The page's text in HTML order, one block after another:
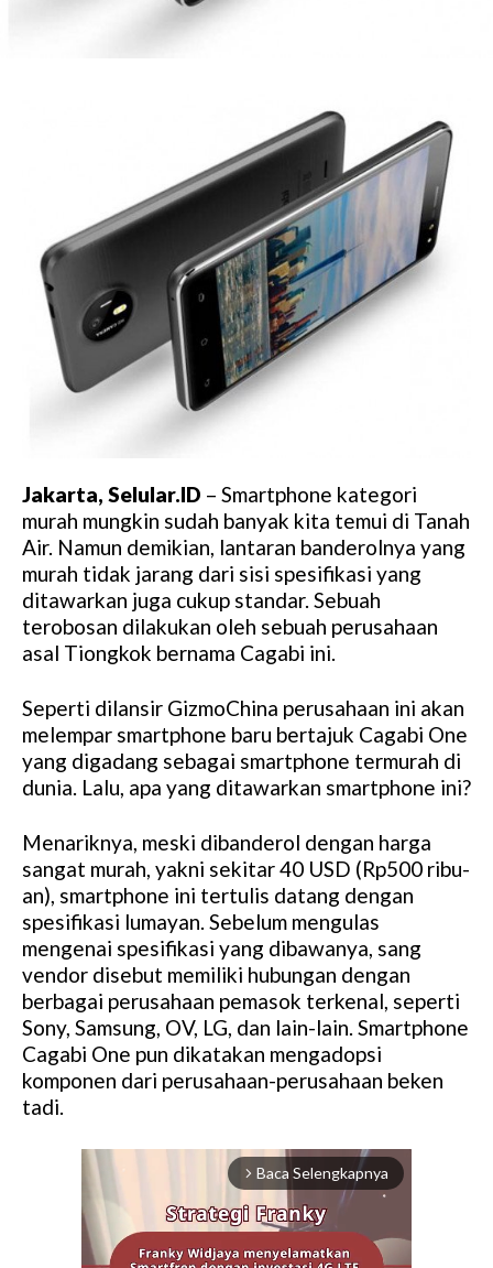
Jakarta, Selular.ID – Smartphone kategori
murah mungkin sudah banyak kita temui di Tanah
Air. Namun demikian, lantaran banderolnya yang
murah tidak jarang dari sisi spesifikasi yang
ditawarkan juga cukup standar. Sebuah
terobosan dilakukan oleh sebuah perusahaan
asal Tiongkok bernama Cagabi ini.
Seperti dilansir GizmoChina perusahaan ini akan
melempar smartphone baru bertajuk Cagabi One
yang digadang sebagai smartphone termurah di
dunia. Lalu, apa yang ditawarkan smartphone ini?
Menariknya, meski dibanderol dengan harga
sangat murah, yakni sekitar 40 USD (Rp500 ribu-
an), smartphone ini tertulis datang dengan
spesifikasi lumayan. Sebelum mengulas
mengenai spesifikasi yang dibawanya, sang
vendor disebut memiliki hubungan dengan
berbagai perusahaan pemasok terkenal, seperti
Sony, Samsung, OV, LG, dan lain-lain. Smartphone
Cagabi One pun dikatakan mengadopsi
komponen dari perusahaan-perusahaan beken
tadi.
arrow_forward_ios Baca Selengkapnya